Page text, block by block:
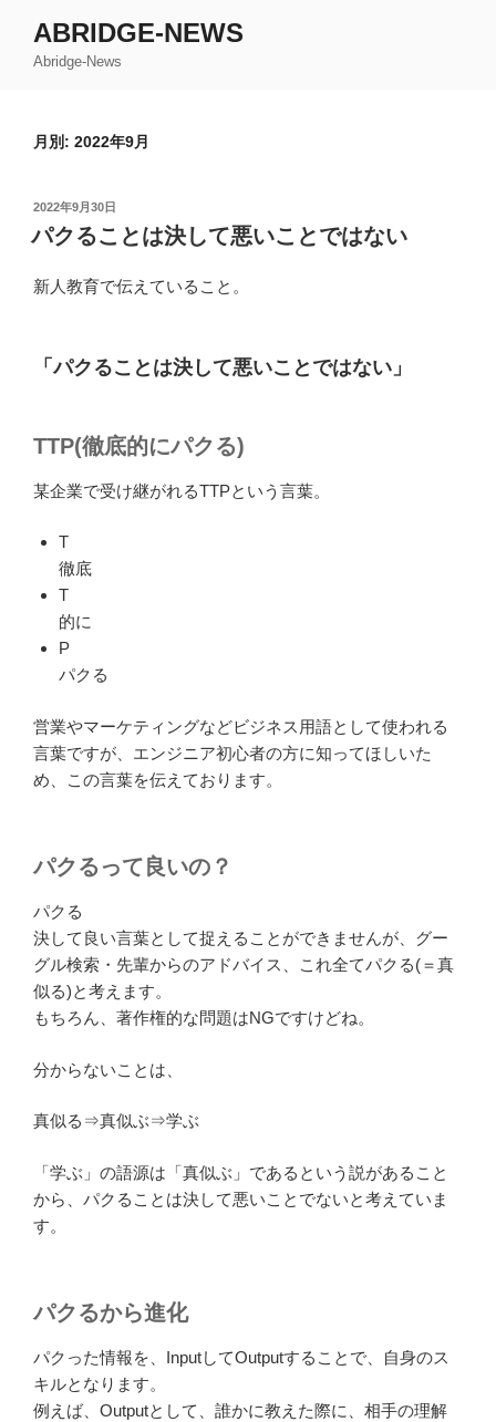
ABRIDGE-NEWS
Abridge-News
月別: 2022年9月
投
日:
2022年9月30日
パクることは決して悪いことではない
新人教育で伝えていること。
「パクることは決して悪いことではない」
TTP(徹底的にパクる)
某企業で受け継がれるTTPという言葉。
T
徹底
T
的に
P
パクる
営業やマーケティングなどビジネス用語として使われる
言葉ですが、エンジニア初心者の方に知ってほしいた
め、この言葉を伝えております。
パクるって良いの？
パクる
決して良い言葉として捉えることができませんが、グー
グル検索・先輩からのアドバイス、これ全てパクる(＝真
似る)と考えます。
もちろん、著作権的な問題はNGですけどね。
分からないことは、
真似る⇒真似ぶ⇒学ぶ
「学ぶ」の語源は「真似ぶ」であるという説があること
から、パクることは決して悪いことでないと考えていま
す。
パクるから進化
パクった情報を、InputしてOutputすることで、自身のス
キルとなります。
例えば、Outputとして、誰かに教えた際に、相手の理解